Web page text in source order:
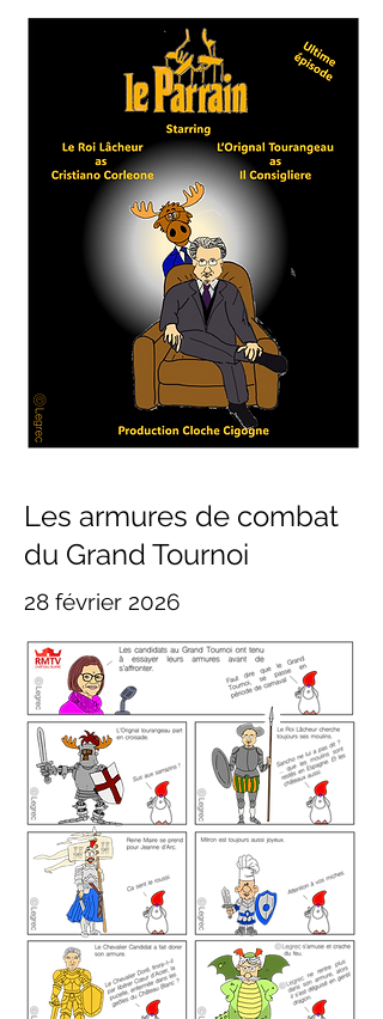
Les armures de combat
du Grand Tournoi
28 février 2026